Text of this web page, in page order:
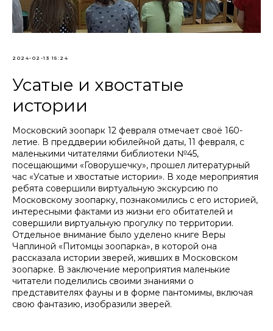
2024-02-13 15:24
Усатые и хвостатые
истории
Московский зоопарк 12 февраля отмечает своё 160-
летие. В преддверии юбилейной даты, 11 февраля, с
маленькими читателями библиотеки №45,
посещающими «Говорушечку», прошел литературный
час «Усатые и хвостатые истории». В ходе мероприятия
ребята совершили виртуальную экскурсию по
Московскому зоопарку, познакомились с его историей,
интересными фактами из жизни его обитателей и
совершили виртуальную прогулку по территории.
Отдельное внимание было уделено книге Веры
Чаплиной «Питомцы зоопарка», в которой она
рассказала истории зверей, живших в Московском
зоопарке. В заключение мероприятия маленькие
читатели поделились своими знаниями о
представителях фауны и в форме пантомимы, включая
свою фантазию, изобразили зверей.